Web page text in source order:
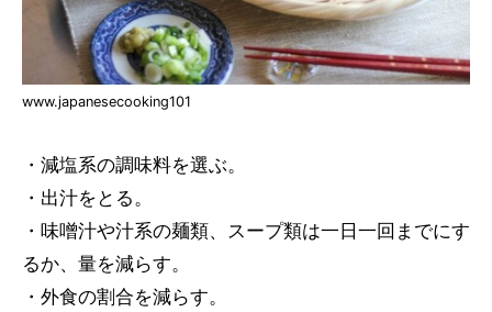
www.japanesecooking101
・減塩系の調味料を選ぶ。
・出汁をとる。
・味噌汁や汁系の麺類、スープ類は一日一回までにす
るか、量を減らす。
・外食の割合を減らす。